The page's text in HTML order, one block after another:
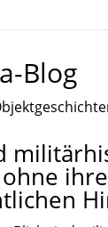
Blog